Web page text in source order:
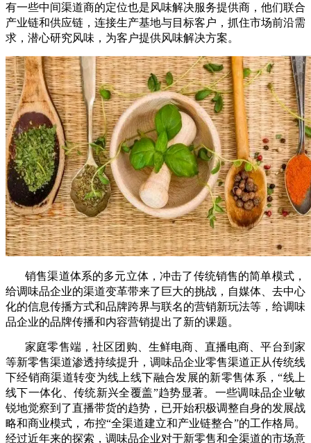
有一些中间渠道商的定位也是风味解决服务提供商，他们联合
产业链和供应链，连接生产基地与目标客户，抓住市场前沿需
求，潜心研究风味，为客户提供风味解决方案。
销售渠道体系的多元立体，冲击了传统销售的简单模式，
给调味品企业的渠道变革带来了巨大的挑战，自媒体、去中心
化的信息传播方式和品牌跨界与联名的营销新玩法等，给调味
品企业的品牌传播和内容营销提出了新的课题。
家庭零售端，社区团购、生鲜电商、直播电商、平台到家
等新零售渠道渗透持续提升，调味品企业零售渠道正从传统线
下经销商渠道转变为线上线下融合发展的新零售体系，“线上
线下一体化、传统新兴全覆盖”趋势显著。一些调味品企业敏
锐地觉察到了直播带货的趋势，已开始积极调整自身的发展战
略和商业模式，布控“全渠道建立和产业链整合”的工作格局。
经过近年来的探索，调味品企业对于新零售和全渠道的市场意